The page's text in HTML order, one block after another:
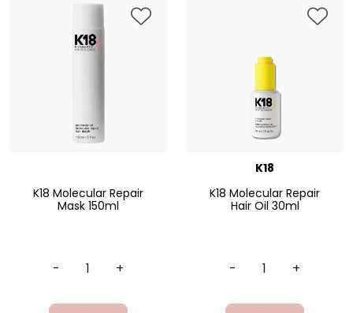
K18 Molecular Repair
Mask 150ml
- +
K18
K18 Molecular Repair
Hair Oil 30ml
- +